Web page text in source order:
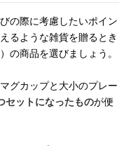
の際に考慮したいポイン
るような雑貨を贈るとき
の商品を選びましょう。
グカップと大小のプレー
セットになったものが便